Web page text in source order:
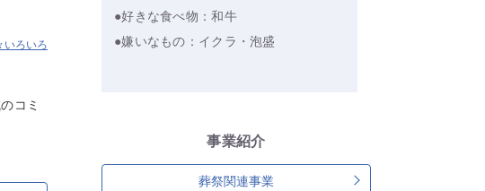
いろいろ
コミ
●好きな食べ物：和牛
●嫌いなもの：イクラ・泡盛
事業紹介
葬祭関連事業